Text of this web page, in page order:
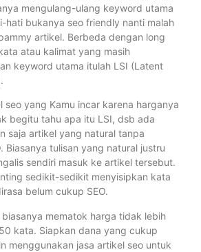
mengulang-ulang keyword utama
hati bukanya seo friendly nanti malah
artikel. Berbeda dengan long
atau kalimat yang masih
keyword utama itulah LSI (Latent
seo yang Kamu incar karena harganya
begitu tahu apa itu LSI, dsb ada
saja artikel yang natural tanpa
Biasanya tulisan yang natural justru
sendiri masuk ke artikel tersebut.
sedikit-sedikit menyisipkan kata
belum cukup SEO.
mematok harga tidak lebih
kata. Siapkan dana yang cukup
menggunakan jasa artikel seo untuk